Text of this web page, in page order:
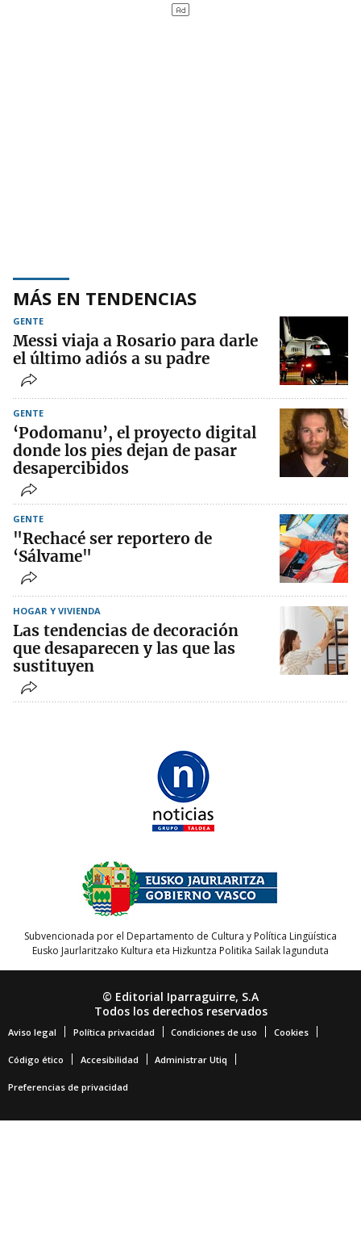
MÁS EN TENDENCIAS
GENTE
Messi viaja a Rosario para darle
el último adiós a su padre
GENTE
‘Podomanu’, el proyecto digital
donde los pies dejan de pasar
desapercibidos
GENTE
"Rechacé ser reportero de
‘Sálvame"
HOGAR Y VIVIENDA
Las tendencias de decoración
que desaparecen y las que las
sustituyen
Subvencionada por el Departamento de Cultura y Política Lingüística
Eusko Jaurlaritzako Kultura eta Hizkuntza Politika Sailak lagunduta
© Editorial Iparraguirre, S.A
Todos los derechos reservados
Aviso legal Política privacidad Condiciones de uso Cookies
Código ético Accesibilidad Administrar Utiq
Preferencias de privacidad